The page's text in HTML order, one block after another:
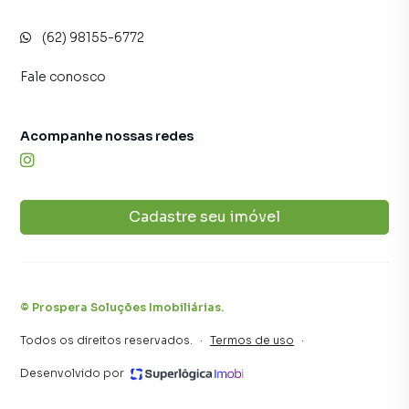
rápido. Contamos também com um time de
atendimento preparada para atender proprietários e
(62) 98155-6772
Fale conosco
Cadastre seu imóvel
Acompanhe nossas redes
© Prospera Soluções Imobiliárias.
Todos os direitos reservados. · Termos de uso ·
Desenvolvido por